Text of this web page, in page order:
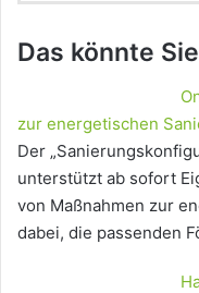
Das könnte
zur energetischen
Der
unterstützt ab sofort
von Maßnahmen zur
dabei, die passenden